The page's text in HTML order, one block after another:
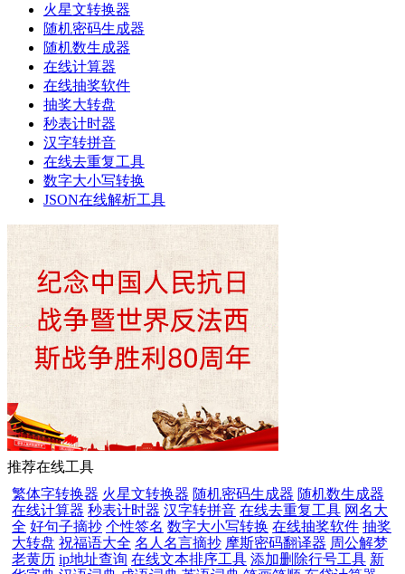
火星文转换器
随机密码生成器
随机数生成器
在线计算器
在线抽奖软件
抽奖大转盘
秒表计时器
汉字转拼音
在线去重复工具
数字大小写转换
JSON在线解析工具
推荐在线工具
繁体字转换器 火星文转换器 随机密码生成器 随机数生成器
在线计算器 秒表计时器 汉字转拼音 在线去重复工具 网名大
全 好句子摘抄 个性签名 数字大小写转换 在线抽奖软件 抽奖
大转盘 祝福语大全 名人名言摘抄 摩斯密码翻译器 周公解梦
老黄历 ip地址查询 在线文本排序工具 添加删除行号工具 新